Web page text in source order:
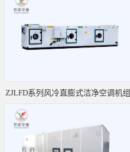
ZJLFD系列风冷直膨式洁净空调机组